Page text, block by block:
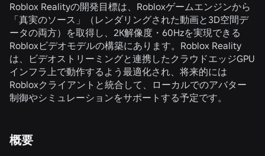
Roblox Realityの開発目標は、Robloxゲームエンジンから
「真実のソース」（レンダリングされた動画と3D空間デ
ータの両方）を取得し、2K解像度・60Hzを実現できる
Robloxビデオモデルの構築にあります。Roblox Reality
は、ビデオストリーミングと連携したクラウドエッジGPU
インフラ上で動作するよう最適化され、将来的には
Robloxクライアントと統合して、ローカルでのアバター
制御やシミュレーションをサポートする予定です。
概要